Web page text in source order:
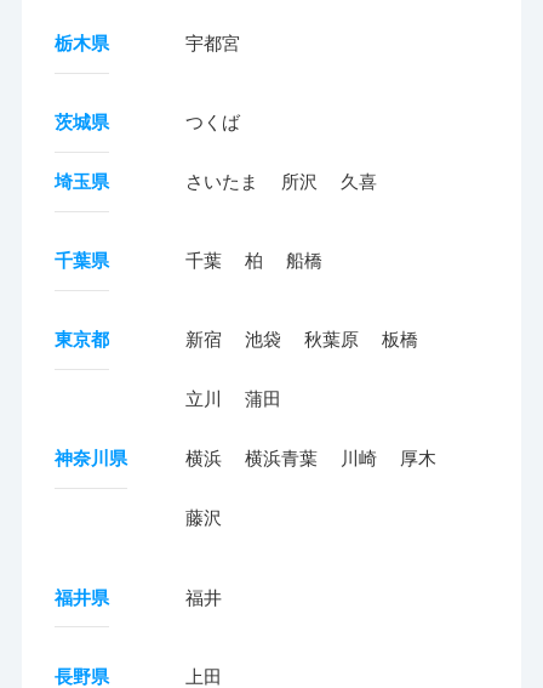
栃木県 宇都宮
茨城県 つくば
埼玉県 さいたま 所沢 久喜
千葉県 千葉 柏 船橋
東京都 新宿 池袋 秋葉原 板橋
立川 蒲田
神奈川県 横浜 横浜青葉 川崎 厚木
藤沢
福井県 福井
長野県 上田